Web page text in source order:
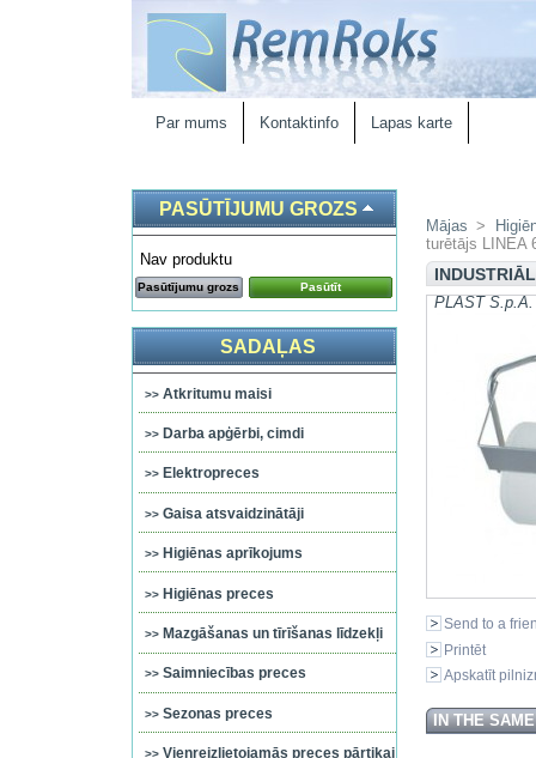
Par mums Kontaktinfo Lapas karte
PASŪTĪJUMU GROZS
Nav produktu
Pasūtījumu grozs Pasūtīt
SADAĻAS
Atkritumu maisi
Darba apģērbi, cimdi
Elektropreces
Gaisa atsvaidzinātāji
Higiēnas aprīkojums
Higiēnas preces
Mazgāšanas un tīrīšanas līdzekļi
Saimniecības preces
Sezonas preces
Vienreizlietojamās preces pārtikai
Mājas >
turētājs LINEA
PLAST S.p.A.
Send to a
Printēt
Apskatīt
IN THE